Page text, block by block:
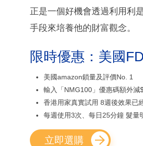
正是一個好機會透過利用利
手段來培養他的財富觀念。
限時優惠：美國
美國amazon鎖量及評價No. 1
輸入「NMG100」優惠碼額外減
香港用家真實試用 8週後效果已
每週使用3次、每日25分鐘 髮量
立即選購